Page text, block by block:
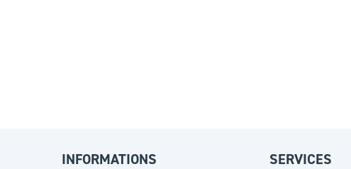
INFORMATIONS SERVICES